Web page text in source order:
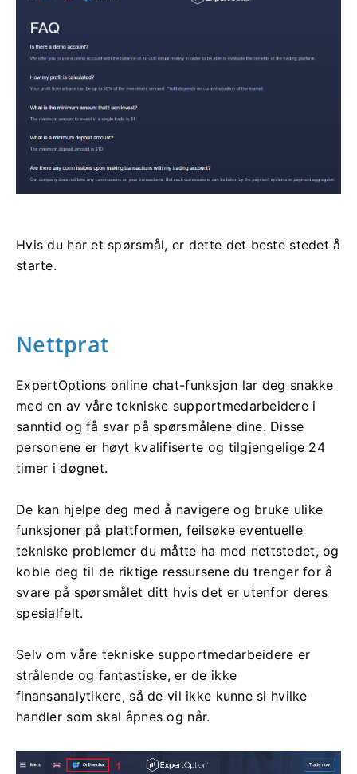
Hvis du har et spørsmål, er dette det beste stedet å
starte.
Nettprat
ExpertOptions online chat-funksjon lar deg snakke
med en av våre tekniske supportmedarbeidere i
sanntid og få svar på spørsmålene dine. Disse
personene er høyt kvalifiserte og tilgjengelige 24
timer i døgnet.
De kan hjelpe deg med å navigere og bruke ulike
funksjoner på plattformen, feilsøke eventuelle
tekniske problemer du måtte ha med nettstedet, og
koble deg til de riktige ressursene du trenger for å
svare på spørsmålet ditt hvis det er utenfor deres
spesialfelt.
Selv om våre tekniske supportmedarbeidere er
strålende og fantastiske, er de ikke
finansanalytikere, så de vil ikke kunne si hvilke
handler som skal åpnes og når.